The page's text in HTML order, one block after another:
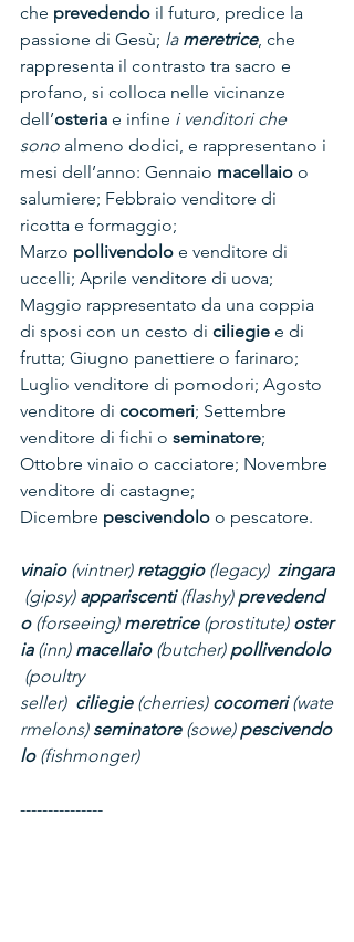
che prevedendo il futuro, predice la
passione di Gesù; la meretrice, che
rappresenta il contrasto tra sacro e
profano, si colloca nelle vicinanze
dell’osteria e infine i venditori che
sono almeno dodici, e rappresentano i
mesi dell’anno: Gennaio macellaio o
salumiere; Febbraio venditore di
ricotta e formaggio;
Marzo pollivendolo e venditore di
uccelli; Aprile venditore di uova;
Maggio rappresentato da una coppia
di sposi con un cesto di ciliegie e di
frutta; Giugno panettiere o farinaro;
Luglio venditore di pomodori; Agosto
venditore di cocomeri; Settembre
venditore di fichi o seminatore;
Ottobre vinaio o cacciatore; Novembre
venditore di castagne;
Dicembre pescivendolo o pescatore.
vinaio (vintner) retaggio (legacy) zingara
(gipsy) appariscenti (flashy) prevedend
o (forseeing) meretrice (prostitute) oster
ia (inn) macellaio (butcher) pollivendolo
(poultry
seller) ciliegie (cherries) cocomeri (wate
rmelons) seminatore (sowe) pescivendo
lo (fishmonger)
---------------